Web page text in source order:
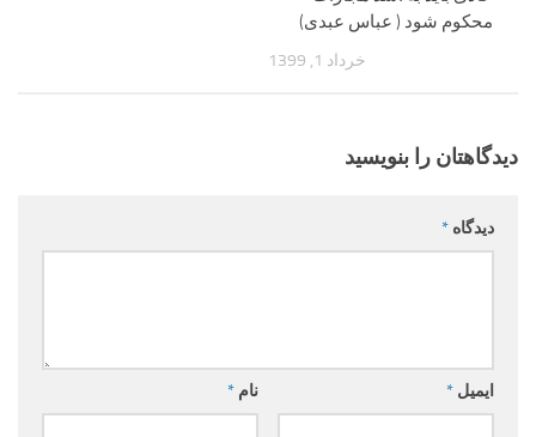
محکوم شود ( عباس عبدی)
خرداد 1, 1399
دیدگاهتان را بنویسید
دیدگاه *
نام * ایمیل *